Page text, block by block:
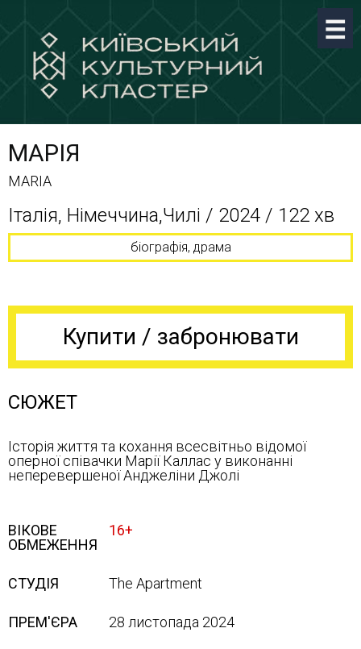
МАРІЯ
MARIA
Італія, Німеччина,Чилі / 2024 / 122 хв
біографія, драма
Купити / забронювати
СЮЖЕТ
Історія життя та кохання всесвітньо відомої
оперної співачки Марії Каллас у виконанні
неперевершеної Анджеліни Джолі
ВІКОВЕ
ОБМЕЖЕННЯ
16+
СТУДІЯ The Apartment
ПРЕМ'ЄРА 28 листопада 2024